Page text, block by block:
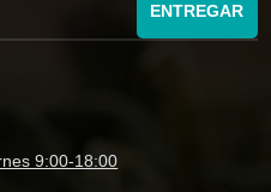
ENTREGAR
9:00-18:00